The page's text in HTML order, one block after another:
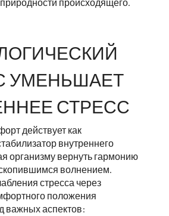
УМЕНЬШАЕТ
СТРЕСС
действует как
внутреннего
организму вернуть гармонию
волнением.
стресса через
положения
важных аспектов: